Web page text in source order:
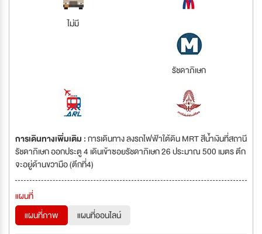
ไม่มี
รัชดาภิเษก
การเดินทางเพิ่มเติม :การเดินทาง ลงรถไฟฟ้าใต้ดิน MRT สีน้ำเงินที่สถานี
รัชดาภิเษก ออกประตู 4 เดินเข้าซอยรัชดาภิเษก 26 ประมาณ 500 เมตร ตึก
จะอยู่ด้านขวามือ (ตึกที่4)
แผนที่
แผนที่ภาพ
แผนที่ออนไลน์